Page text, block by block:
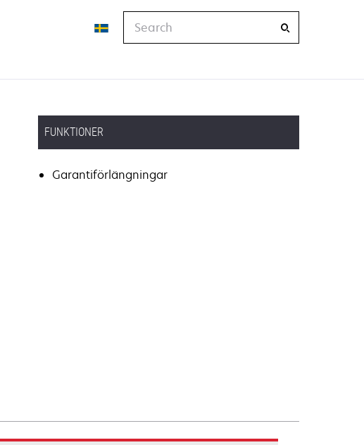
FUNKTIONER
Garantiförlängningar